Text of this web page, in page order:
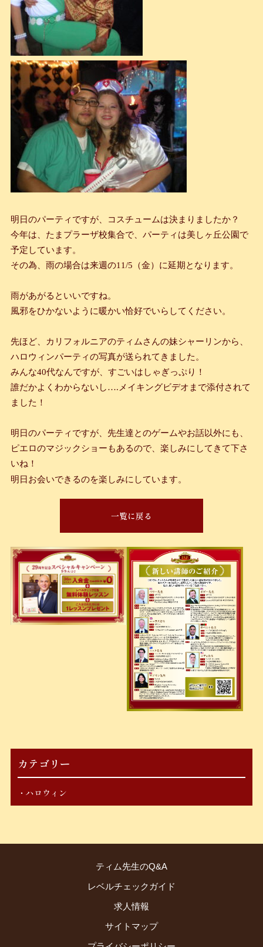
明日のパーティですが、コスチュームは決まりましたか？
今年は、たまプラーザ校集合で、パーティは美しヶ丘公園で
予定しています。
その為、雨の場合は来週の11/5 （金）に延期となります。
雨があがるといいですね。
風邪をひかないように暖かい恰好でいらしてください。
先ほど、カリフォルニアのティムさんの妹シャーリンから、
ハロウィンパーティの写真が送られてきました。
みんな40代なんですが、すごいはしゃぎっぷり！
誰だかよくわからないし…. メイキングビデオまで添付されて
ました！
明日のパーティですが、先生達とのゲームやお話以外にも、
ピエロのマジックショーもあるので、楽しみにしてきて下さ
いね！
明日お会いできるのを楽しみにしています。
一覧に戻る
カテゴリー
ハロウィン
ティム先生のQ&A
レベルチェックガイド
求人情報
サイトマップ